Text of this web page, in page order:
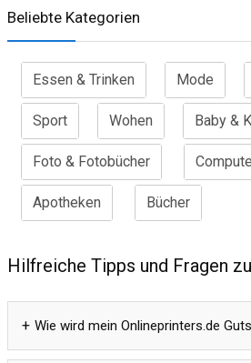
Beliebte Kategorien
Essen & Trinken Mode
Sport Wohen Baby &
Foto & Fotobücher
Apotheken Bücher
Hilfreiche Tipps und Fragen
Wie wird mein Onlineprinters.de